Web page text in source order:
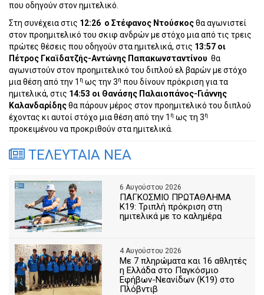
που οδηγούν στον ημιτελικό.
Στη συνέχεια στις 12:26 ο Στέφανος Ντούσκοςθα αγωνιστεί
στον προημιτελικό του σκιφ ανδρών με στόχο μια από τις τρεις
πρώτες θέσεις που οδηγούν στα ημιτελικά, στις 13:57 οι
Πέτρος Γκαϊδατζής-Αντώνης Παπακωνσταντίνου θα
αγωνιστούν στον προημιτελικό του διπλού ελ βαρών με στόχο
μια θέση από την 1 η ως την 3η που δίνουν πρόκριση για τα
ημιτελικά, στις 14:53 οι Θανάσης Παλαιοπάνος-Γιάννης
Καλανδαρίδηςθα πάρουν μέρος στον προημιτελικό του διπλού
έχοντας κι αυτοί στόχο μια θέση από την 1 η ως τη 3η
προκειμένου να προκριθούν στα ημιτελικά.
ΤΕΛΕΥΤΑΙΑ ΝΕΑ
6 Αυγούστου 2026
ΠΑΓΚΟΣΜΙΟ ΠΡΩΤΑΘΛΗΜΑ
Κ19: Τριπλή πρόκριση στη
ημιτελικά με το καλημέρα
4 Αυγούστου 2026
Με 7 πληρώματα και 16 αθλητές
η Ελλάδα στο Παγκόσμιο
Εφήβων-Νεανίδων (Κ19) στο
Πλόβντιβ